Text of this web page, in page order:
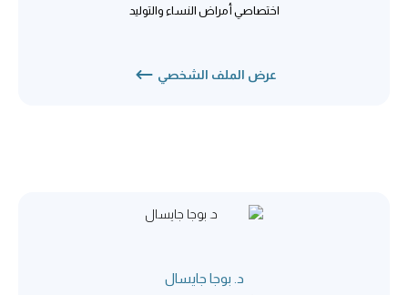
اختصاصي أمراض النساء والتوليد
عرض الملف الشخصي
د. بوجا جايسال